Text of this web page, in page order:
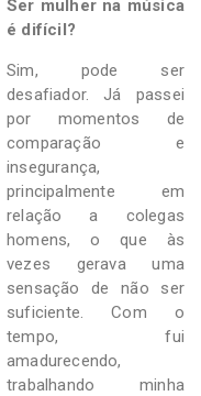
Ser mulher na música
é difícil?
Sim, pode ser
desafiador. Já passei
por momentos de
comparação e
insegurança,
principalmente em
relação a colegas
homens, o que às
vezes gerava uma
sensação de não ser
suficiente. Com o
tempo, fui
amadurecendo,
trabalhando minha